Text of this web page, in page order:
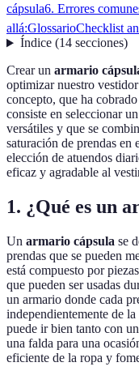
cápsula6. Errores
allá:GlossarioChecklist
Índice(14 secciones)
Crear un armario
optimizar nuestro
concepto, que ha
consiste en seleccionar
versátiles y que se
saturación de prendas
elección de atuendos
eficaz y agradable al
1. ¿Qué es un
Un armario cápsula se
prendas que se pueden
está compuesto por
que pueden ser usadas
un armario donde cada
independientemente de
puede ir bien tanto con
una falda para una
eficiente de la ropa y